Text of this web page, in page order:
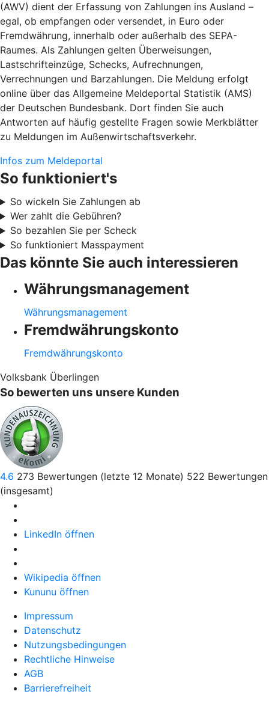
(AWV) dient der Erfassung von Zahlungen ins Ausland –
egal, ob empfangen oder versendet, in Euro oder
Fremdwährung, innerhalb oder außerhalb des SEPA-
Raumes. Als Zahlungen gelten Überweisungen,
Lastschrifteinzüge, Schecks, Aufrechnungen,
Verrechnungen und Barzahlungen. Die Meldung erfolgt
online über das Allgemeine Meldeportal Statistik (AMS)
der Deutschen Bundesbank. Dort finden Sie auch
Antworten auf häufig gestellte Fragen sowie Merkblätter
zu Meldungen im Außenwirtschaftsverkehr.
Infos zum Meldeportal
So funktioniert's
So wickeln Sie Zahlungen ab
Wer zahlt die Gebühren?
So bezahlen Sie per Scheck
So funktioniert Masspayment
Das könnte Sie auch interessieren
Währungsmanagement
Währungsmanagement
Fremdwährungskonto
Fremdwährungskonto
Volksbank Überlingen
So bewerten uns unsere Kunden
4.6 273 Bewertungen (letzte 12 Monate) 522 Bewertungen
(insgesamt)
LinkedIn öffnen
Wikipedia öffnen
Kununu öffnen
Impressum
Datenschutz
Nutzungsbedingungen
Rechtliche Hinweise
AGB
Barrierefreiheit